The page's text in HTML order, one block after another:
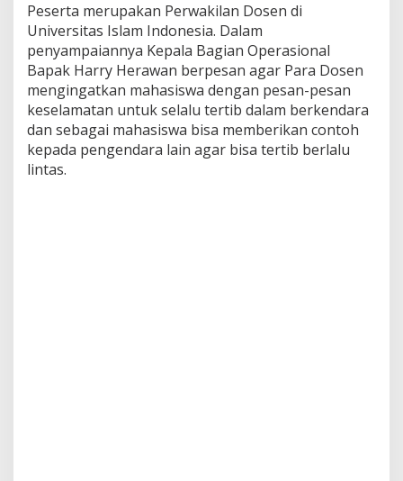
Peserta merupakan Perwakilan Dosen di
Universitas Islam Indonesia. Dalam
penyampaiannya Kepala Bagian Operasional
Bapak Harry Herawan berpesan agar Para Dosen
mengingatkan mahasiswa dengan pesan-pesan
keselamatan untuk selalu tertib dalam berkendara
dan sebagai mahasiswa bisa memberikan contoh
kepada pengendara lain agar bisa tertib berlalu
lintas.